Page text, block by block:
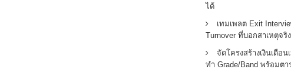
ได้
เทมเพลต Exit
Turnover ที่บอกสาเหตุจริง
จัดโครงสร้างเงินเดือ
ทำ Grade/Band พร้อมตา